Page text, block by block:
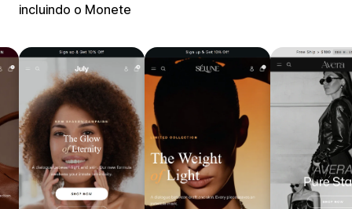
incluindo o Monete